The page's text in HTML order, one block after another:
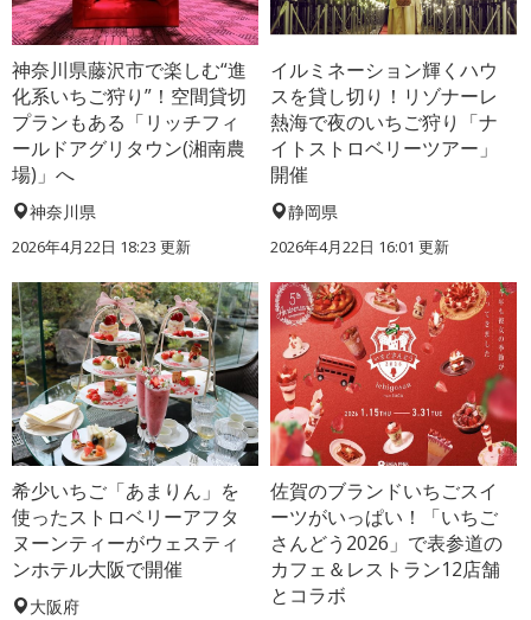
神奈川県藤沢市で楽しむ“進
化系いちご狩り”！空間貸切
プランもある「リッチフィ
ールドアグリタウン(湘南農
場)」へ
神奈川県
2026年4月22日 18:23 更新
イルミネーション輝くハウ
スを貸し切り！リゾナーレ
熱海で夜のいちご狩り「ナ
イトストロベリーツアー」
開催
静岡県
2026年4月22日 16:01 更新
希少いちご「あまりん」を
使ったストロベリーアフタ
ヌーンティーがウェスティ
ンホテル大阪で開催
大阪府
佐賀のブランドいちごスイ
ーツがいっぱい！「いちご
さんどう2026」で表参道の
カフェ＆レストラン12店舗
とコラボ